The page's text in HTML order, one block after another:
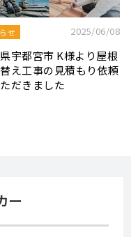
年度 結婚新生活支援補
実施されます！
ー